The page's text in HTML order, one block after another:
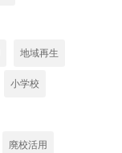
地域再生
小学校
廃校活用